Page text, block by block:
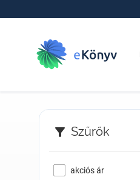
Szűrők
akciós ár